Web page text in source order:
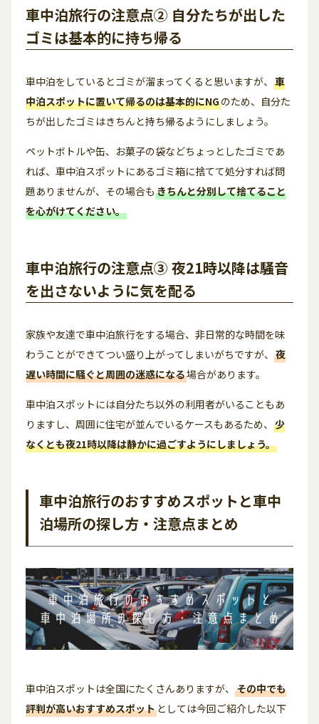
車中泊旅行の注意点② 自分たちが出した
ゴミは基本的に持ち帰る
車中泊をしているとゴミが溜まってくると思いますが、車
中泊スポットに置いて帰るのは基本的にNGのため、自分た
ちが出したゴミはきちんと持ち帰るようにしましょう。
ペットボトルや缶、お菓子の袋などちょっとしたゴミであ
れば、車中泊スポットにあるゴミ箱に捨てて処分すれば問
題ありませんが、その場合もきちんと分別して捨てること
を心がけてください。
車中泊旅行の注意点③ 夜21時以降は騒音
を出さないように気を配る
家族や友達で車中泊旅行をする場合、非日常的な時間を味
わうことができてつい盛り上がってしまいがちですが、夜
遅い時間に騒ぐと周囲の迷惑になる場合があります。
車中泊スポットには自分たち以外の利用者がいることもあ
りますし、周囲に住宅が並んでいるケースもあるため、少
なくとも夜21時以降は静かに過ごすようにしましょう。
車中泊旅行のおすすめスポットと車中
泊場所の探し方・注意点まとめ
車中泊スポットは全国にたくさんありますが、その中でも
評判が高いおすすめスポットとしては今回ご紹介した以下